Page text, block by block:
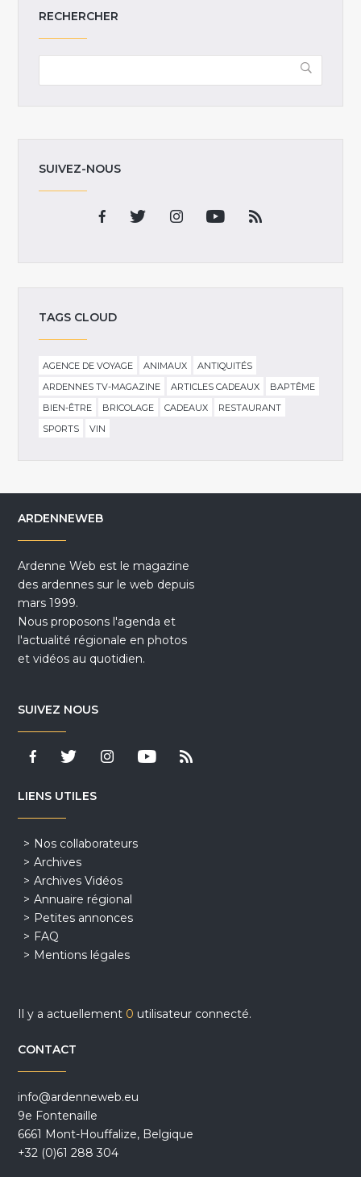
RECHERCHER
SUIVEZ-NOUS
TAGS CLOUD
AGENCE DE VOYAGE ANIMAUX
ANTIQUITÉS
ARDENNES TV-MAGAZINE
ARTICLES CADEAUX
BAPTÊME
BIEN-ÊTRE
BRICOLAGE CADEAUX
RESTAURANT
SPORTS
VIN
ARDENNEWEB
Ardenne Web est le magazine
des ardennes sur le web depuis
mars 1999.
Nous proposons l'agenda et
l'actualité régionale en photos
et vidéos au quotidien.
SUIVEZ NOUS
LIENS UTILES
Nos collaborateurs
Archives
Archives Vidéos
Annuaire régional
Petites annonces
FAQ
Mentions légales
Il y a actuellement 0 utilisateur connecté.
CONTACT
info@ardenneweb.eu
9e Fontenaille
6661 Mont-Houffalize, Belgique
+32 (0)61 288 304